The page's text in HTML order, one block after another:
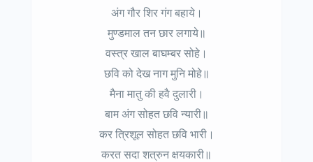
अंग गौर शिर गंग बहाये।
मुण्डमाल तन छार लगाये॥
वस्त्र खाल बाघम्बर सोहे।
छवि को देख नाग मुनि मोहे॥
मैना मातु की हवै दुलारी।
बाम अंग सोहत छवि न्यारी॥
कर त्रिशूल सोहत छवि भारी।
करत सदा शत्रुन क्षयकारी॥